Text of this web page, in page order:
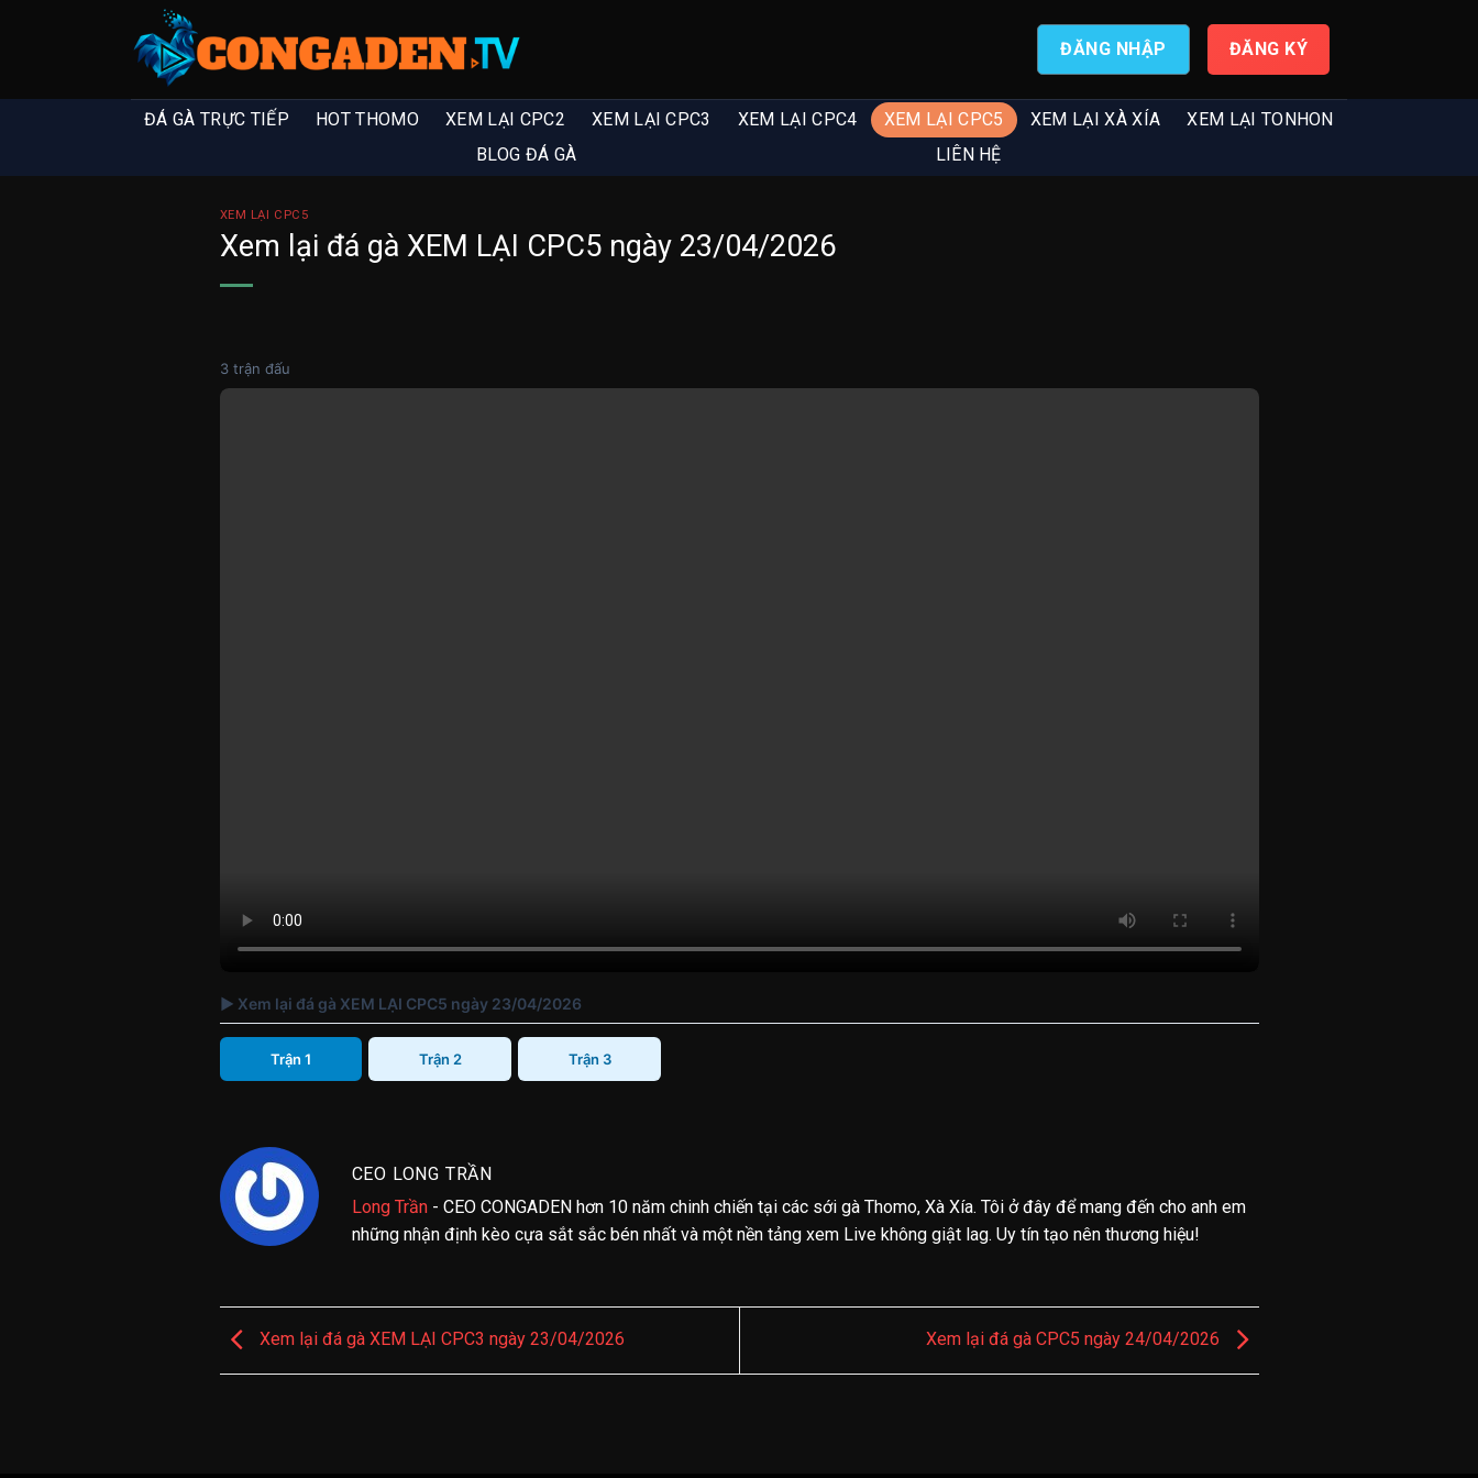
ĐĂNG NHẬP ĐĂNG KÝ
ĐÁ GÀ TRỰC TIẾP HOT THOMO XEM LẠI CPC2 XEM LẠI CPC3 XEM LẠI CPC4 XEM LẠI CPC5 XEM LẠI XÀ XÍA
XEM LẠI TONHON
BLOG ĐÁ GÀ
LIÊN HỆ
XEM LẠI CPC5
Xem lại đá gà XEM LẠI CPC5 ngày 23/04/2026
3 trận đấu
▶ Xem lại đá gà XEM LẠI CPC5 ngày 23/04/2026
Trận 1 Trận 2 Trận 3
CEO LONG TRẦN
Long Trần- CEO CONGADEN hơn 10 năm chinh chiến tại các sới gà Thomo, Xà Xía. Tôi ở đây để mang đến cho anh em
những nhận định kèo cựa sắt sắc bén nhất và một nền tảng xem Live không giật lag. Uy tín tạo nên thương hiệu!
Xem lại đá gà XEM LẠI CPC3 ngày 23/04/2026 Xem lại đá gà CPC5 ngày 24/04/2026